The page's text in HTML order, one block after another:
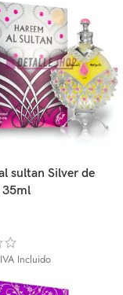
sultan Silver de
35ml
IVA Incluido